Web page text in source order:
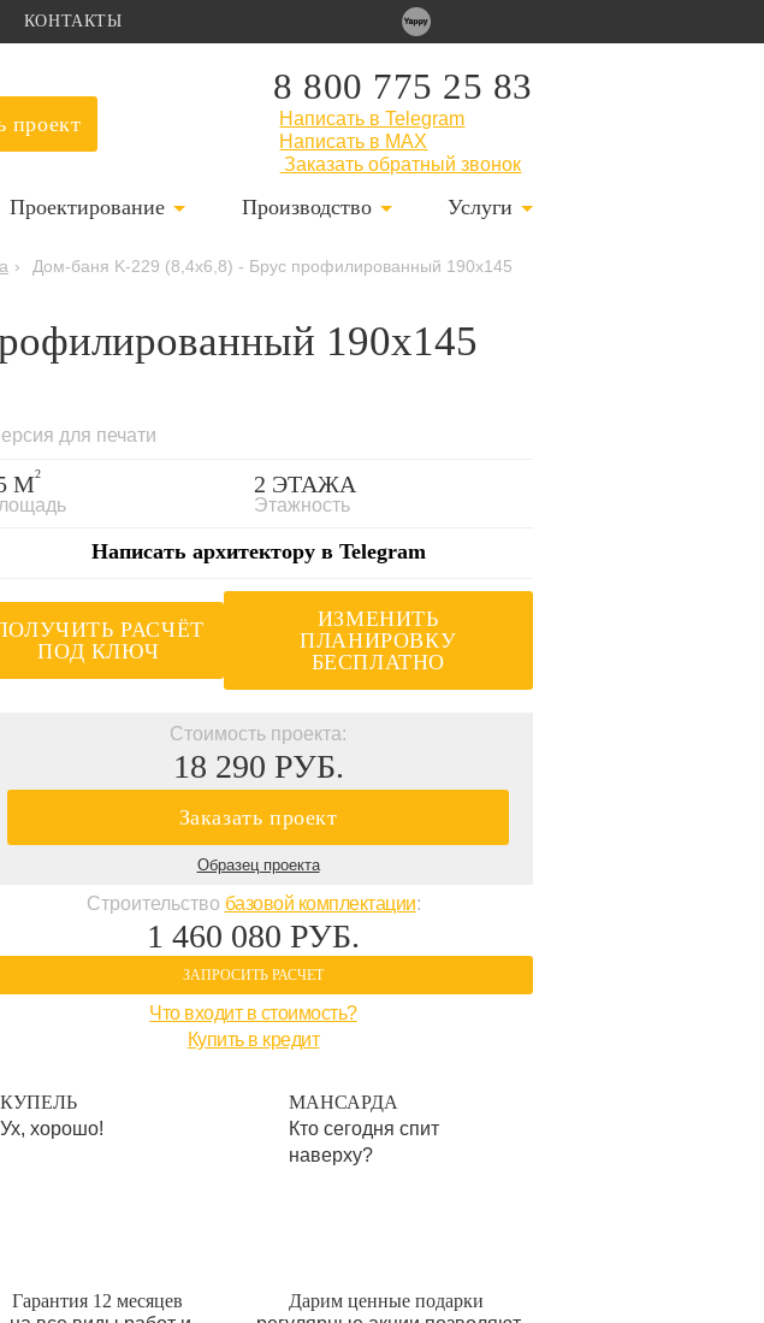
КОНТАКТЫ
проект
8 800 775 25 83
Написать в Telegram
Написать в MAX
Заказать обратный звонок
Проектирование Производство Услуги
› Дом-баня K-229 (8,4x6,8) - Брус профилированный 190x145
190x145
для печати
М2 2 ЭТАЖА
Этажность
Написать архитектору в Telegram
РАСЧЁТ
ПОД КЛЮЧ
ИЗМЕНИТЬ
ПЛАНИРОВКУ
БЕСПЛАТНО
Стоимость проекта:
18 290 РУБ.
Заказать проект
Образец проекта
Строительство базовой комплектации:
1 460 080 РУБ.
ЗАПРОСИТЬ РАСЧЕТ
Что входит в стоимость?
Купить в кредит
КУПЕЛЬ
Ух, хорошо!
МАНСАРДА
Кто сегодня спит
наверху?
Гарантия 12 месяцев
Дарим ценные подарки